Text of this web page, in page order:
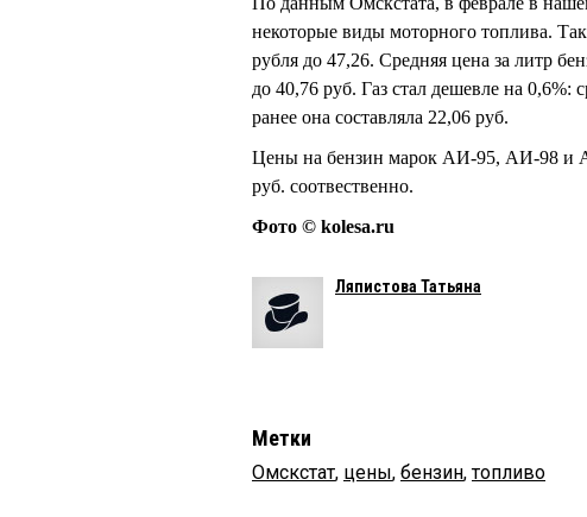
некоторые виды моторного топлива.
рубля до 47,26. Средняя цена за литр
до 40,76 руб. Газ стал дешевле на 0,6%:
ранее она составляла 22,06 руб.
Цены на бензин марок АИ-95, АИ-98 и
руб. соотвественно.
Фото © kolesa.ru
Ляпистова Татьяна
Метки
Омскстат, цены, бензин,топливо